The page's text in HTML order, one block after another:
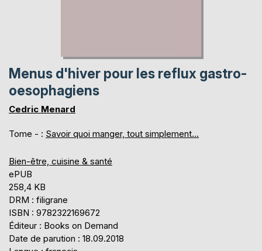
Menus d'hiver pour les reflux gastro-
oesophagiens
Cedric Menard
Tome - : Savoir quoi manger, tout simplement...
Bien-être, cuisine & santé
ePUB
258,4 KB
DRM : filigrane
ISBN : 9782322169672
Éditeur : Books on Demand
Date de parution : 18.09.2018